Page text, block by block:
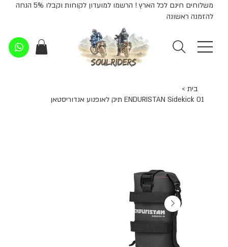
משלוחים חינם לכל הארץ ! הרשמו למועדון לקוחות וקבלו 5% הנחה
להזמנה ראשונה
בית >
ENDURISTAN Sidekick 01 תיק לאופנוע אנדוריסטאן